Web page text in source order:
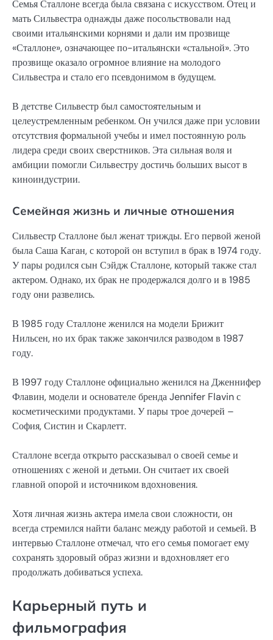
Семья Сталлоне всегда была связана с искусством. Отец и
мать Сильвестра однажды даже посольствовали над
своими итальянскими корнями и дали им прозвище
«Сталлоне», означающее по-итальянски «стальной». Это
прозвище оказало огромное влияние на молодого
Сильвестра и стало его псевдонимом в будущем.
В детстве Сильвестр был самостоятельным и
целеустремленным ребенком. Он учился даже при условии
отсутствия формальной учебы и имел постоянную роль
лидера среди своих сверстников. Эта сильная воля и
амбиции помогли Сильвестру достичь больших высот в
киноиндустрии.
Семейная жизнь и личные отношения
Сильвестр Сталлоне был женат трижды. Его первой женой
была Саша Каган, с которой он вступил в брак в 1974 году.
У пары родился сын Сэйдж Сталлоне, который также стал
актером. Однако, их брак не продержался долго и в 1985
году они развелись.
В 1985 году Сталлоне женился на модели Брижит
Нильсен, но их брак также закончился разводом в 1987
году.
В 1997 году Сталлоне официально женился на Дженнифер
Флавин, модели и основателе бренда Jennifer Flavin с
косметическими продуктами. У пары трое дочерей –
София, Систин и Скарлетт.
Сталлоне всегда открыто рассказывал о своей семье и
отношениях с женой и детьми. Он считает их своей
главной опорой и источником вдохновения.
Хотя личная жизнь актера имела свои сложности, он
всегда стремился найти баланс между работой и семьей. В
интервью Сталлоне отмечал, что его семья помогает ему
сохранять здоровый образ жизни и вдохновляет его
продолжать добиваться успеха.
Карьерный путь и
фильмография